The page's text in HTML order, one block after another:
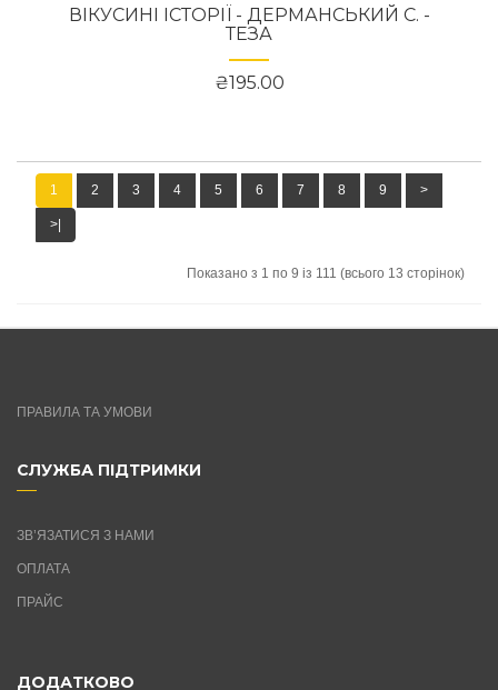
ВІКУСИНІ ІСТОРІЇ - ДЕРМАНСЬКИЙ С. -
ТЕЗА
₴195.00
1 2 3 4 5 6 7 8 9 >
>|
Показано з 1 по 9 із 111 (всього 13 сторінок)
ПРАВИЛА ТА УМОВИ
СЛУЖБА ПІДТРИМКИ
ЗВ’ЯЗАТИСЯ З НАМИ
ОПЛАТА
ПРАЙС
ДОДАТКОВО